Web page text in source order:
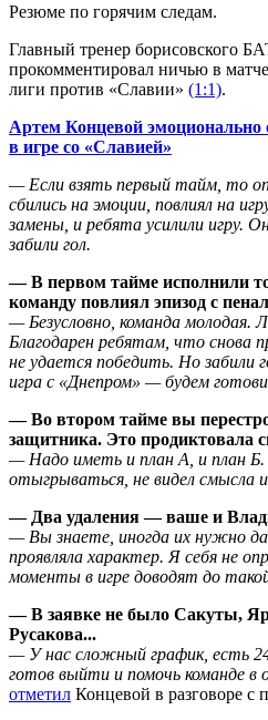
Резюме по горячим следам.
Главный тренер борисовского
прокомментировал ничью в
лиги против «Славии» (1:1).
Артем Концевой эмоционально
в игре со «Славией»
— Если взять первый тайм, то
сбились на эмоции, повлиял на
замены, и ребята усилили игру.
забили гол.
— В первом тайме исполнили
команду повлиял эпизод с
— Безусловно, команда молодая.
Благодарен ребятам, что снова
не удается победить. Но забили
игра с «Днепром» — будем
— Во втором тайме вы
защитника. Это продиктовала
— Надо иметь и план А, и план
отыгрываться, не видел смысла
— Два удаления — ваше и
— Вы знаете, иногда их нужно
проявляла характер. Я себя не
моменты в игре доводят до
— В заявке не было Сакуты,
Русакова...
— У нас сложный график, есть
готов выйти и помочь команде в
отметил Концевой в разговоре с